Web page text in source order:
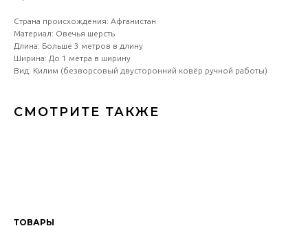
Страна происхождения: Афганистан
Материал: Овечья шерсть
Длина: Больше 3 метров в длину
Ширина: До 1 метра в ширину
Вид: Килим (безворсовый двусторонний ковёр ручной работы)
СМОТРИТЕ ТАКЖЕ
ТОВАРЫ